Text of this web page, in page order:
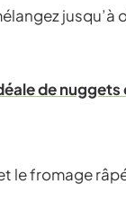
jusqu’à
de nuggets
le fromage